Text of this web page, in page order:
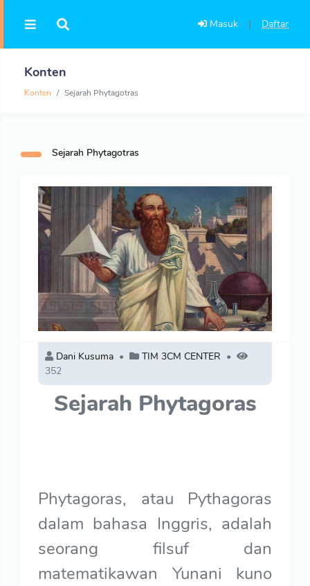
Masuk | Daftar
Konten
Konten Sejarah Phytagotras
Sejarah Phytagotras
Dani Kusuma
TIM 3CM CENTER
352
Sejarah Phytagoras
Phytagoras, atau Pythagoras
dalam bahasa Inggris, adalah
seorang filsuf dan
matematikawan Yunani kuno